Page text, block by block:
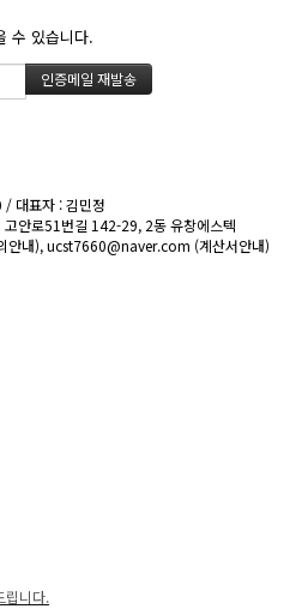
수 있습니다.
대표자 : 김민정
고안로51번길 142-29, 2동 유창에스텍
내), ucst7660@naver.com (계산서안내)
립니다.